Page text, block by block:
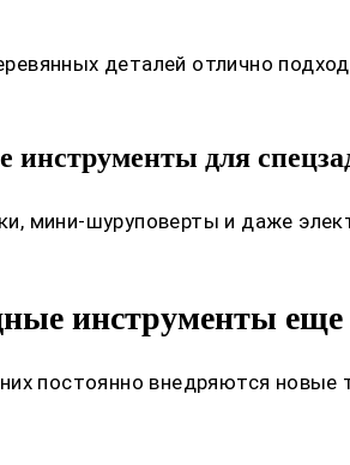
деталей отлично
для
мини-шуруповерты и даже
инструменты
постоянно внедряются